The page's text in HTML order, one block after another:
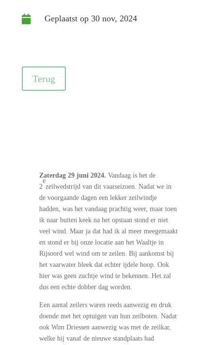
 Geplaatst op 30 nov, 2024
Terug
Zaterdag 29 juni 2024. Vandaag is het de
2
e
zeilwedstrijd van dit vaarseizoen. Nadat we in
de voorgaande dagen een lekker zeilwindje
hadden, was het vandaag prachtig weer, maar toen
ik naar buiten keek na het opstaan stond er niet
veel wind. Maar ja dat had ik al meer meegemaakt
en stond er bij onze locatie aan het Waaltje in
Rijsoord wel wind om te zeilen. Bij aankomst bij
het vaarwater bleek dat echter ijdele hoop. Ook
hier was geen zuchtje wind te bekennen. Het zal
dus een echte dobber dag worden.
Een aantal zeilers waren reeds aanwezig en druk
doende met het optuigen van hun zeilboten. Nadat
ook Wim Driessen aanwezig was met de zeilkar,
welke hij vanaf de nieuwe standplaats had